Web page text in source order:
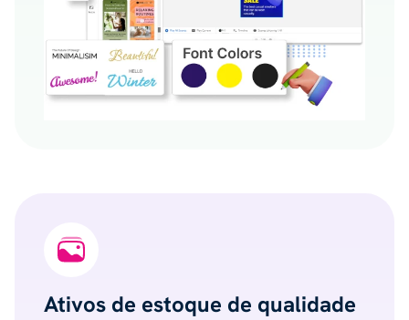
Ativos de estoque de qualidade